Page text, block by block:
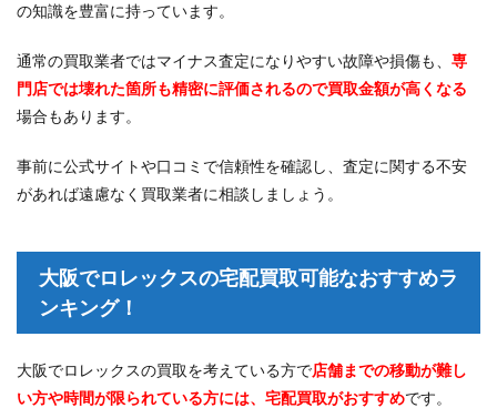
の知識を豊富に持っています。
通常の買取業者ではマイナス査定になりやすい故障や損傷も、 専
門店では壊れた箇所も精密に評価されるので買取金額が高くなる
場合もあります。
事前に公式サイトや口コミで信頼性を確認し、査定に関する不安
があれば遠慮なく買取業者に相談しましょう。
大阪でロレックスの宅配買取可能なおすすめラ
ンキング！
大阪でロレックスの買取を考えている方で店舗までの移動が難し
い方や時間が限られている方には、宅配買取がおすすめです。